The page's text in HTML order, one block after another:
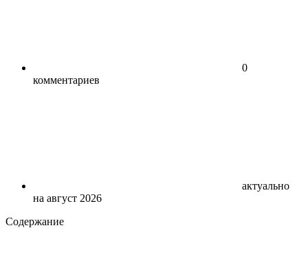
0
комментариев
актуально
на август 2026
Содержание